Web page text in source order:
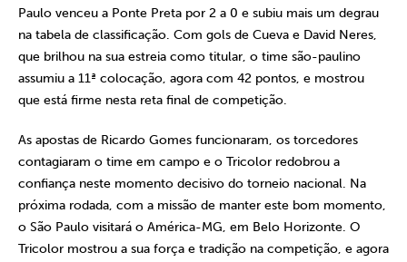
Paulo venceu a Ponte Preta por 2 a 0 e subiu mais um degrau
na tabela de classificação. Com gols de Cueva e David Neres,
que brilhou na sua estreia como titular, o time são-paulino
assumiu a 11ª colocação, agora com 42 pontos, e mostrou
que está firme nesta reta final de competição.
As apostas de Ricardo Gomes funcionaram, os torcedores
contagiaram o time em campo e o Tricolor redobrou a
confiança neste momento decisivo do torneio nacional. Na
próxima rodada, com a missão de manter este bom momento,
o São Paulo visitará o América-MG, em Belo Horizonte. O
Tricolor mostrou a sua força e tradição na competição, e agora